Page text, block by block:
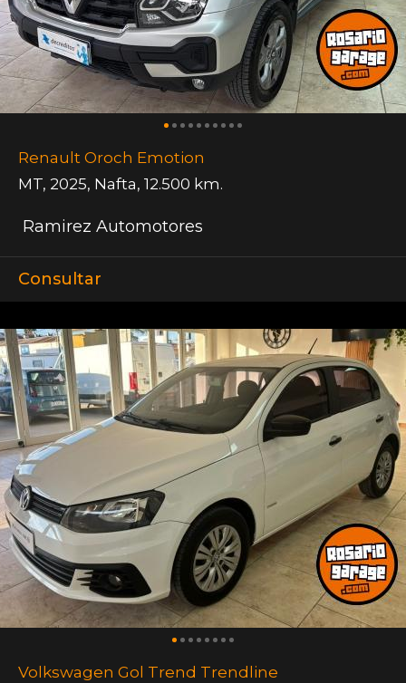
Renault Oroch Emotion
MT, 2025, Nafta, 12.500 km.
Ramirez Automotores
Consultar
Volkswagen Gol Trend Trendline